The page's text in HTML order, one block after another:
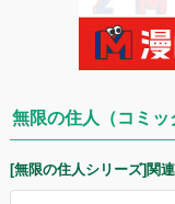
無限の住人（コミ
[無限の住人シリーズ]関